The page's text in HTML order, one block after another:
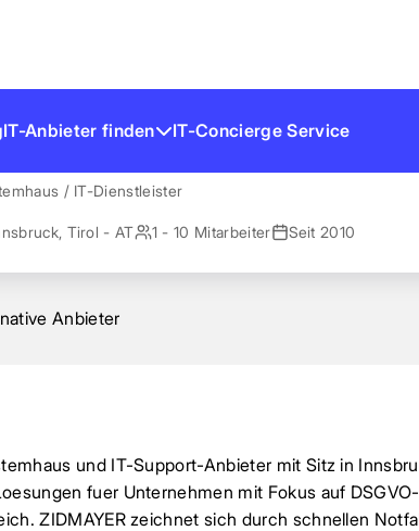
IT-Anbieter finden IT-Concierge Service
/ IT-Dienstleister
Tirol - AT 1 - 10 Mitarbeiter Seit 2010
Anbieter
und IT-Support-Anbieter mit Sitz in
fuer Unternehmen mit Fokus auf
ZIDMAYER zeichnet sich durch schnellen